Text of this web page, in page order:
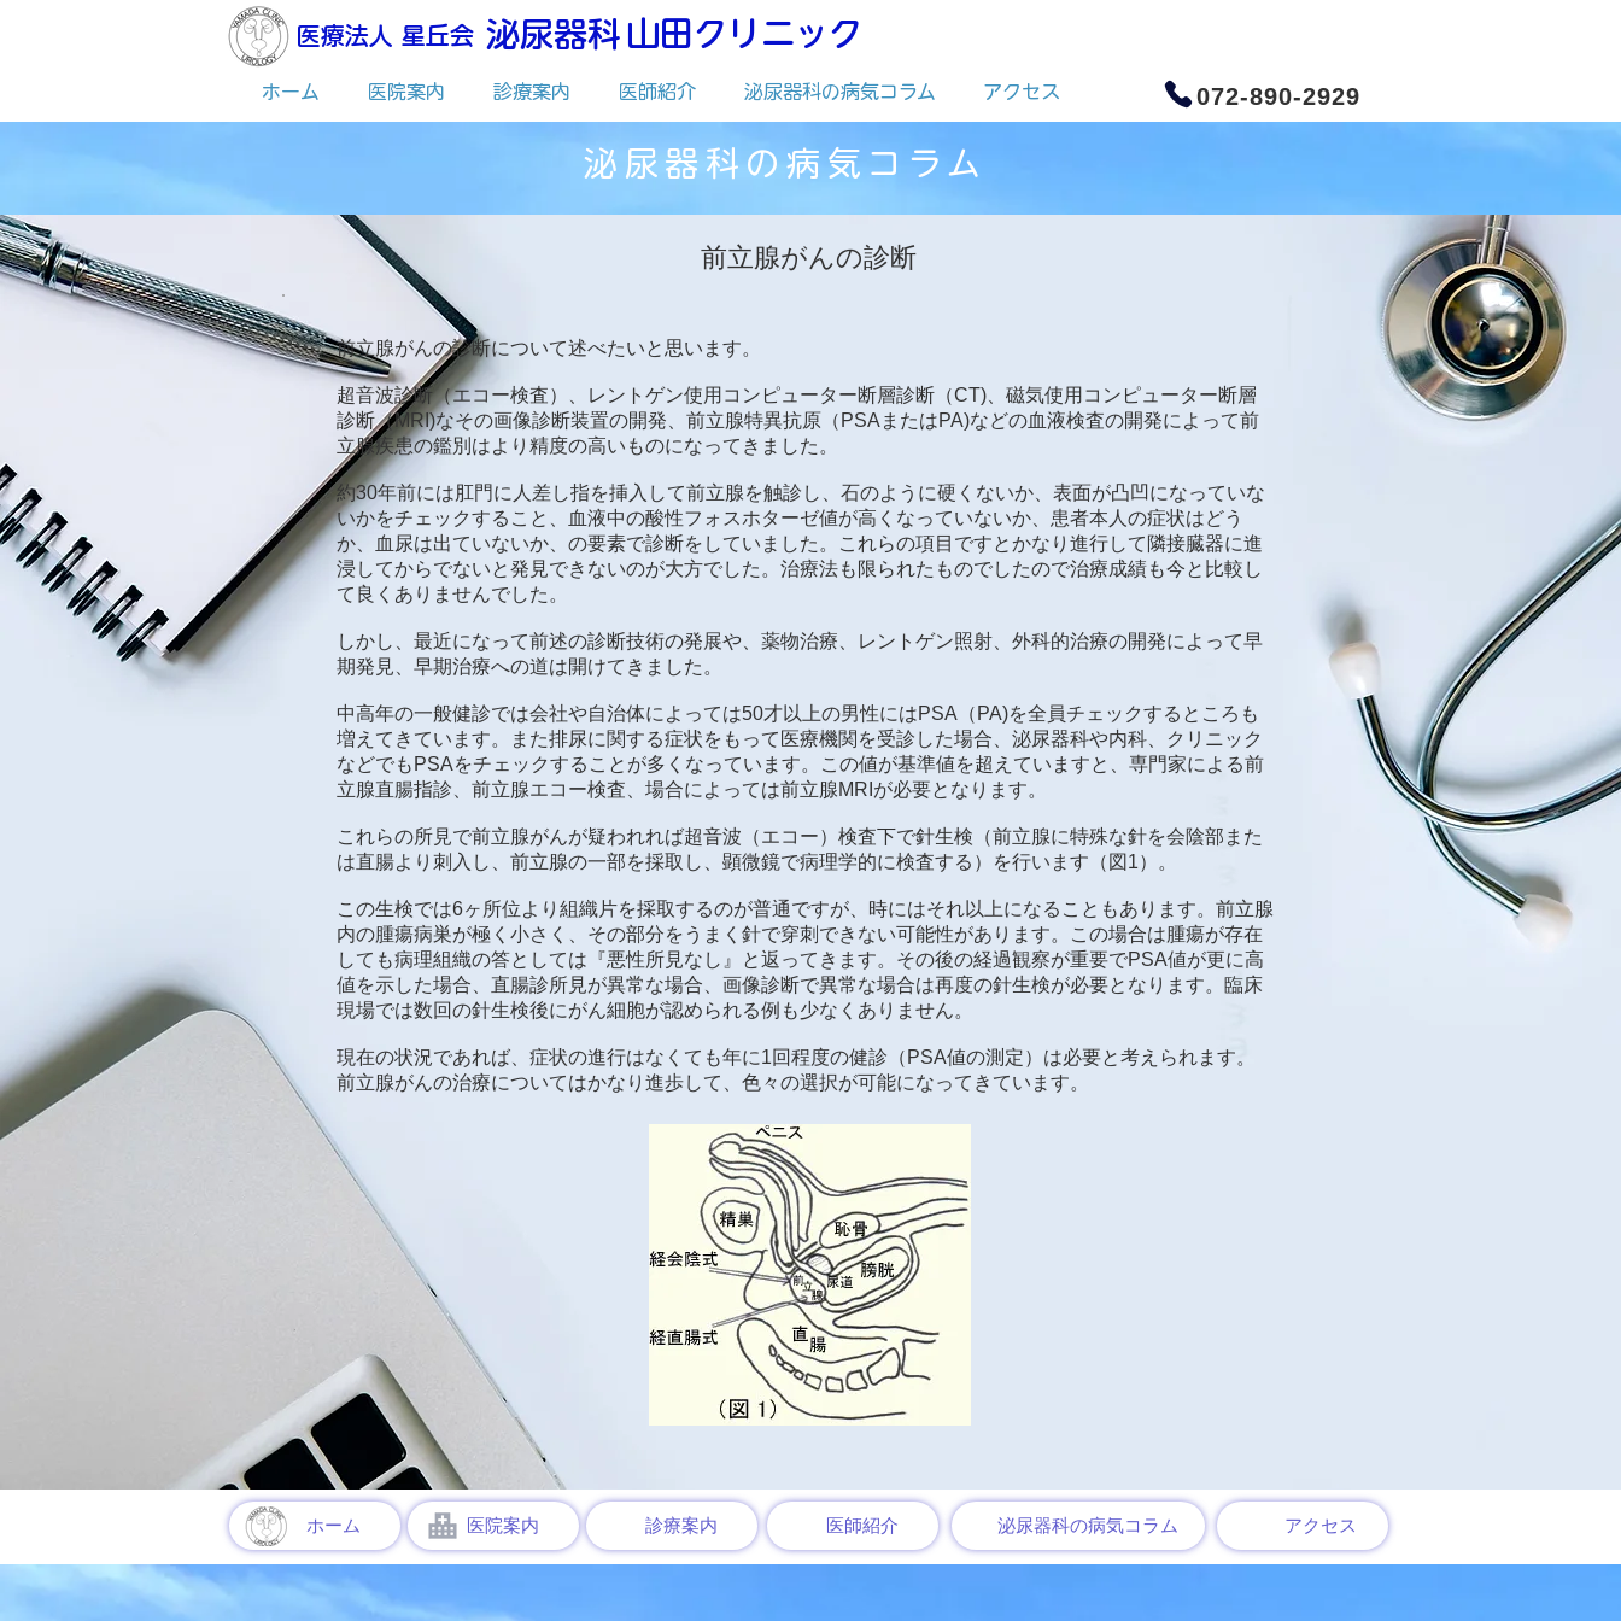
医療法人 星丘会 ​泌尿器科 ​山田クリニック
ホーム 医院案内 診療案内 医師紹介 泌尿器科の病気コラム アクセス 072-890-2929
泌尿器科の病気コラム
前立腺がんの診断
前立腺がんの診断について述べたいと思います。
超音波診断（エコー検査）、レントゲン使用コンピューター断層診断（CT)、磁気使用コンピューター断層
診断（MRI)なその画像診断装置の開発、前立腺特異抗原（PSAまたはPA)などの血液検査の開発によって前
立腺疾患の鑑別はより精度の高いものになってきました。
約30年前には肛門に人差し指を挿入して前立腺を触診し、石のように硬くないか、表面が凸凹になっていな
いかをチェックすること、血液中の酸性フォスホターゼ値が高くなっていないか、患者本人の症状はどう
か、血尿は出ていないか、の要素で診断をしていました。これらの項目ですとかなり進行して隣接臓器に進
浸してからでないと発見できないのが大方でした。治療法も限られたものでしたので治療成績も今と比較し
て良くありませんでした。
しかし、最近になって前述の診断技術の発展や、薬物治療、レントゲン照射、外科的治療の開発によって早
期発見、早期治療への道は開けてきました。
中高年の一般健診では会社や自治体によっては50才以上の男性にはPSA（PA)を全員チェックするところも
増えてきています。また排尿に関する症状をもって医療機関を受診した場合、泌尿器科や内科、クリニック
などでもPSAをチェックすることが多くなっています。この値が基準値を超えていますと、専門家による前
立腺直腸指診、前立腺エコー検査、場合によっては前立腺MRIが必要となります。
これらの所見で前立腺がんが疑われれば超音波（エコー）検査下で針生検（前立腺に特殊な針を会陰部また
は直腸より刺入し、前立腺の一部を採取し、顕微鏡で病理学的に検査する）を行います（図1）。
この生検では6ヶ所位より組織片を採取するのが普通ですが、時にはそれ以上になることもあります。前立腺
内の腫瘍病巣が極く小さく、その部分をうまく針で穿刺できない可能性があります。この場合は腫瘍が存在
しても病理組織の答としては『悪性所見なし』と返ってきます。その後の経過観察が重要でPSA値が更に高
値を示した場合、直腸診所見が異常な場合、画像診断で異常な場合は再度の針生検が必要となります。臨床
現場では数回の針生検後にがん細胞が認められる例も少なくありません。
現在の状況であれば、症状の進行はなくても年に1回程度の健診（PSA値の測定）は必要と考えられます。
前立腺がんの治療についてはかなり進歩して、色々の選択が可能になってきています。​​​
ホーム 医院案内 診療案内 医師紹介 泌尿器科の病気コラム アクセス